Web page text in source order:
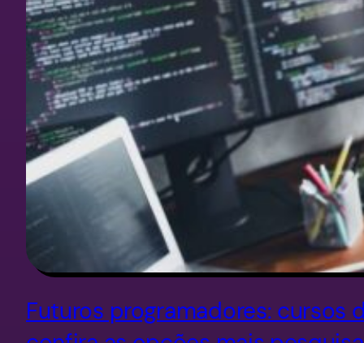
Futuros programadores: cursos